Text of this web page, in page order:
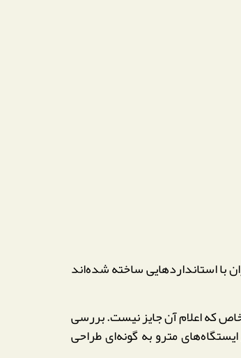
با استانداردهایی ساخته شده‌اند
که اعلام آن جایز نیست. بررسی
مترو به گونه‌ای طراحی